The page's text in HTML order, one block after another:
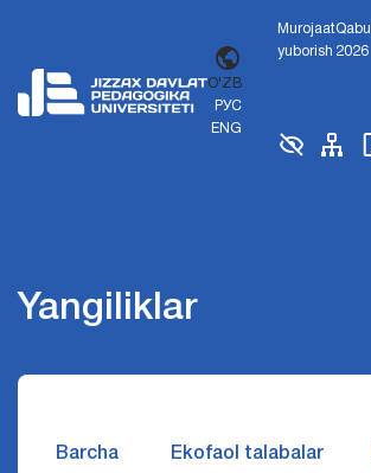
O'ZB
РУС
ENG
Murojaat
yuborish
Qabul
2026
Yangiliklar
Barcha Ekofaol talabalar